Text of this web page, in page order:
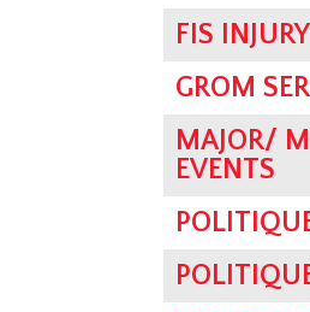
FIS
GROM
MAJOR/
EVENTS